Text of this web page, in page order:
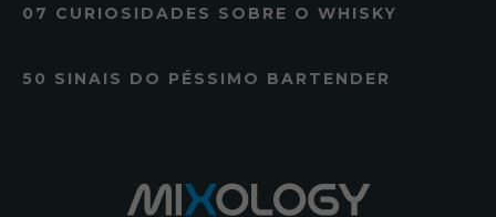
07 CURIOSIDADES SOBRE O WHISKY
50 SINAIS DO PÉSSIMO BARTENDER